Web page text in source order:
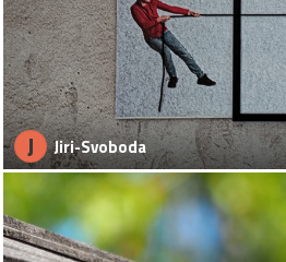
J Jiri-Svoboda